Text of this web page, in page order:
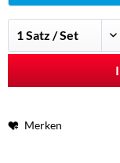
Merken